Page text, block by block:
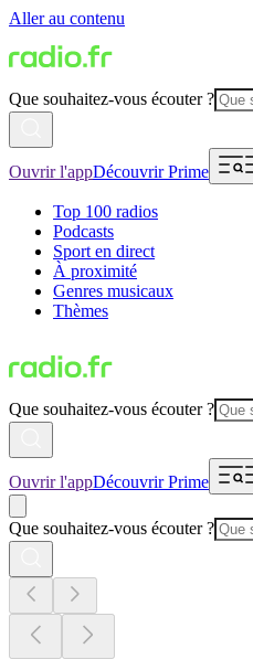
Aller au contenu
Que souhaitez-vous écouter ?
Ouvrir l'appDécouvrir Prime
Top 100 radios
Podcasts
Sport en direct
À proximité
Genres musicaux
Thèmes
Que souhaitez-vous écouter ?
Ouvrir l'appDécouvrir Prime
Que souhaitez-vous écouter ?